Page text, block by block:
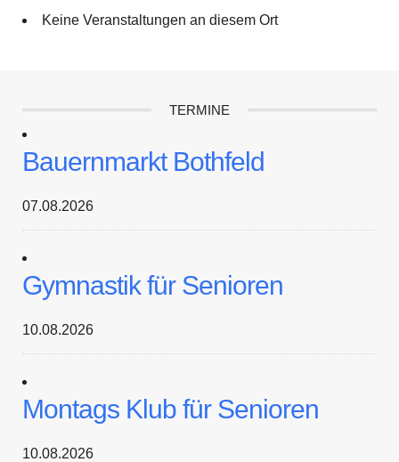
Keine Veranstaltungen an diesem Ort
TERMINE
Bauernmarkt Bothfeld
07.08.2026
Gymnastik für Senioren
10.08.2026
Montags Klub für Senioren
10.08.2026